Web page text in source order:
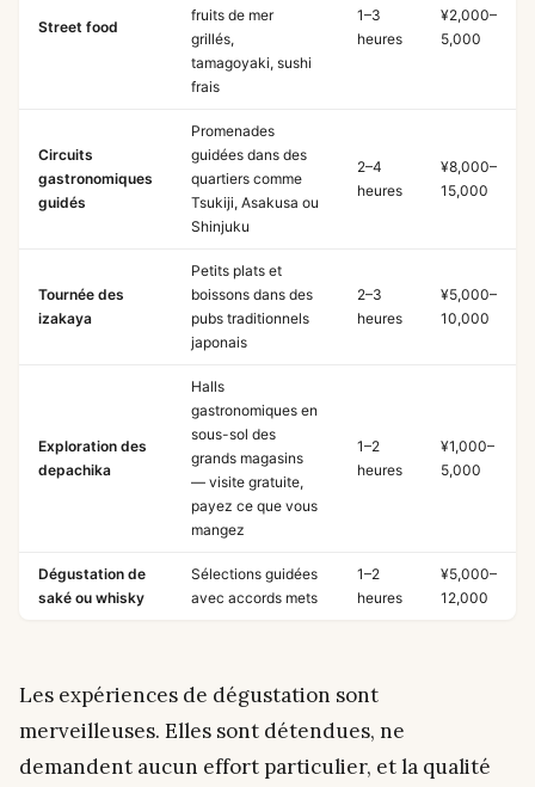
Street food
fruits de mer
grillés,
tamagoyaki, sushi
frais
1–3
heures
¥2,000–
5,000
Circuits
gastronomiques
guidés
Promenades
guidées dans des
quartiers comme
Tsukiji, Asakusa ou
Shinjuku
2–4
heures
¥8,000–
15,000
Tournée des
izakaya
Petits plats et
boissons dans des
pubs traditionnels
japonais
2–3
heures
¥5,000–
10,000
Exploration des
depachika
Halls
gastronomiques en
sous-sol des
grands magasins
— visite gratuite,
payez ce que vous
mangez
1–2
heures
¥1,000–
5,000
Dégustation de
saké ou whisky
Sélections guidées
avec accords mets
1–2
heures
¥5,000–
12,000
Les expériences de dégustation sont
merveilleuses. Elles sont détendues, ne
demandent aucun effort particulier, et la qualité